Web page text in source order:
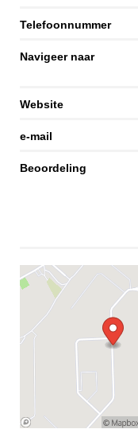
Telefoonnummer
Navigeer naar
Website
e-mail
Beoordeling